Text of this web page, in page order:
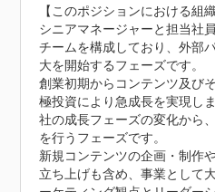
【このポジションにおける組
シニアマネージャーと担当社
チームを構成しており、外部
大を開始するフェーズです。
創業初期からコンテンツ及び
極投資により急成長を実現し
社の成長フェーズの変化から
を行うフェーズです。
新規コンテンツの企画・制作
立ち上げも含め、事業として